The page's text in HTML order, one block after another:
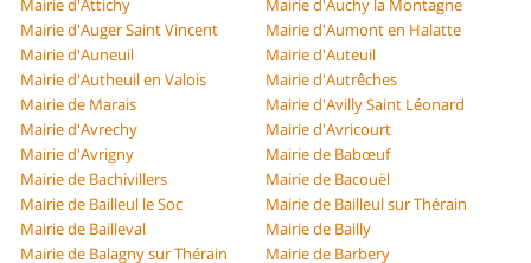
Mairie d'Attichy
Mairie d'Auchy la Montagne
Mairie d'Auger Saint Vincent
Mairie d'Aumont en Halatte
Mairie d'Auneuil
Mairie d'Auteuil
Mairie d'Autheuil en Valois
Mairie d'Autrêches
Mairie de Marais
Mairie d'Avilly Saint Léonard
Mairie d'Avrechy
Mairie d'Avricourt
Mairie d'Avrigny
Mairie de Babœuf
Mairie de Bachivillers
Mairie de Bacouël
Mairie de Bailleul le Soc
Mairie de Bailleul sur Thérain
Mairie de Bailleval
Mairie de Bailly
Mairie de Balagny sur Thérain
Mairie de Barbery